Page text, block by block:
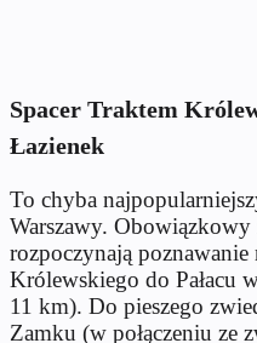
Spacer Traktem
Łazienek
To chyba
Warszawy. Obowiązkowy
rozpoczynają
Królewskiego do Pałacu
11 km). Do pieszego
Zamku (w połączeniu ze